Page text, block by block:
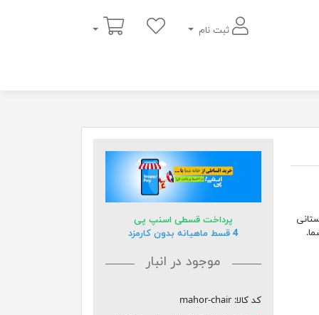
ثبت نام
سبد خرید
گرجستانی
پرداخت قسطی اسنپ پی
4 قسط ماهیانه بدون کارمزد
موجود در انبار
کد کالا: mahor-chair